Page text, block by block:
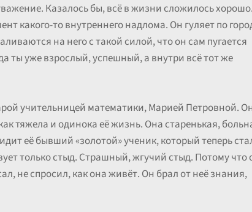
Казалось бы, всё в жизни сложилось хорошо.
какого-то внутреннего надлома. Он гуляет по
на него с такой силой, что он сам пугается
ты уже взрослый, успешный, а внутри всё тот же
учительницей математики, Марией Петровной. Он
тяжела и одинока её жизнь. Она старенькая,
её бывший «золотой» ученик, который теперь
только стыд. Страшный, жгучий стыд. Потому что
не спросил, как она живёт. Он брал от неё знания,